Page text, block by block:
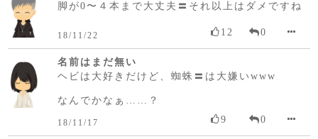
脚が0〜４本まで大丈夫〓それ以上はダメですね
18/11/22 12 0
名前はまだ無い
ヘビは大好きだけど、蜘蛛〓は大嫌いwww
なんでかなぁ……？
18/11/17 9 0